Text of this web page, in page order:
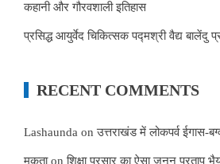
कहानी और गौरवशाली इतिहास
प्रसिद्ध आयुर्वेद चिकित्सक पद्मश्री वैद्य बालेंदु
RECENT COMMENTS
Lashaunda onउत्तराखंड में लोकपर्व ईगास-
मुकताonशिक्षा प्रसार का ऐसा जुनून प्रताप